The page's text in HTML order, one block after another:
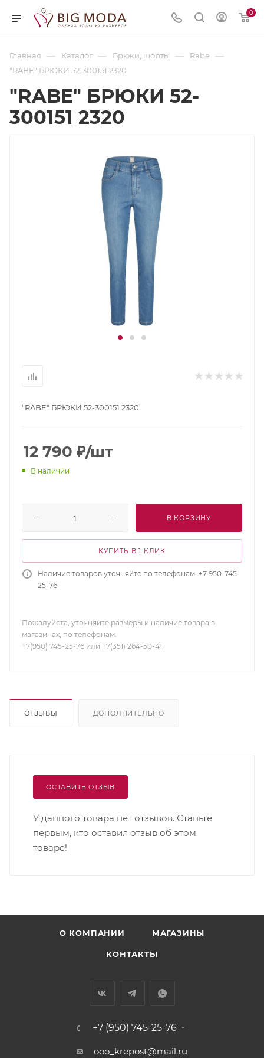
0
Главная — Каталог — Брюки, шорты — Rabe —
"RABE" БРЮКИ 52-300151 2320
"RABE" БРЮКИ 52-
300151 2320
"RABE" БРЮКИ 52-300151 2320
12 790 ₽/шт
В наличии
В КОРЗИНУ
КУПИТЬ В 1 КЛИК
Наличие товаров уточняйте по телефонам: +7 950-745-
25-76
Пожалуйста, уточняйте размеры и наличие товара в
магазинах, по телефонам:
+7(950) 745-25-76 или +7(351) 264-50-41
ОТЗЫВЫ ДОПОЛНИТЕЛЬНО
ОСТАВИТЬ ОТЗЫВ
У данного товара нет отзывов. Станьте
первым, кто оставил отзыв об этом
товаре!
О КОМПАНИИ МАГАЗИНЫ
КОНТАКТЫ
+7 (950) 745-25-76
ooo_krepost@mail.ru